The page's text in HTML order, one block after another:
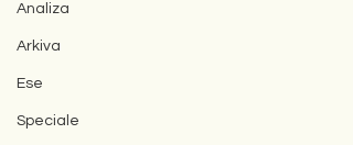
Analiza
Arkiva
Ese
Speciale